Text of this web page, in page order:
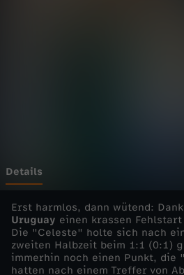
a
u
d
Details
Erst harmlos, dann wütend:
Uruguay einen krassen
Die "Celeste" holte sich nach
zweiten Halbzeit beim 1:1 (0:1)
immerhin noch einen Punkt, die
hatten nach einem Treffer von